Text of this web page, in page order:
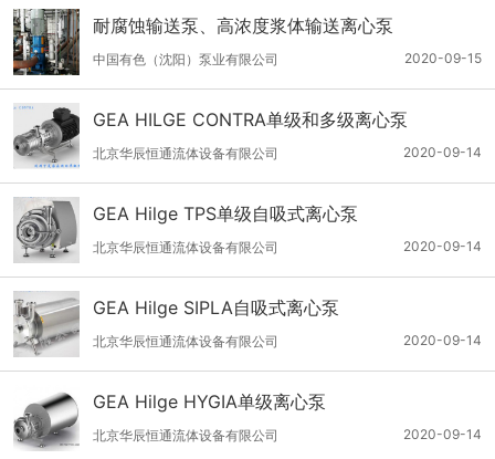
耐腐蚀输送泵、高浓度浆体输送离心泵
2020-09-15
中国有色（沈阳）泵业有限公司
GEA HILGE CONTRA单级和多级离心泵
2020-09-14
北京华辰恒通流体设备有限公司
GEA Hilge TPS单级自吸式离心泵
2020-09-14
北京华辰恒通流体设备有限公司
GEA Hilge SIPLA自吸式离心泵
2020-09-14
北京华辰恒通流体设备有限公司
GEA Hilge HYGIA单级离心泵
2020-09-14
北京华辰恒通流体设备有限公司